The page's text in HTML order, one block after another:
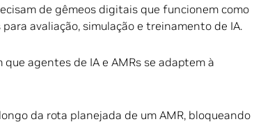
de gêmeos digitais que funcionem como
avaliação, simulação e treinamento de IA.
agentes de IA e AMRs se adaptem à
da rota planejada de um AMR, bloqueando